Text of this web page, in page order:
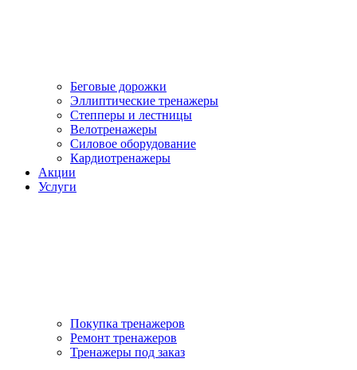
Беговые дорожки
Эллиптические тренажеры
Степперы и лестницы
Велотренажеры
Силовое оборудование
Кардиотренажеры
Акции
Услуги
Покупка тренажеров
Ремонт тренажеров
Тренажеры под заказ